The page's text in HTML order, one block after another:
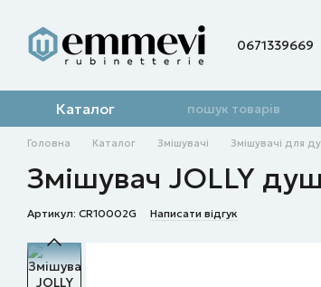
0671339669
Каталог
Головна Каталог Змішувачі Змішувачі для
Змішувач JOLLY
Артикул: CR10002G Написати відгук